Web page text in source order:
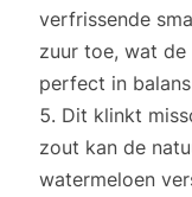
verfrissende
zuur toe, wat
perfect in
Dit klinkt
zout kan de
watermeloen